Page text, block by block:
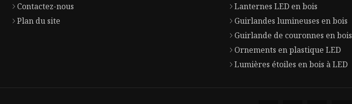
Contactez-nous
Plan du site
Lanternes LED en bois
Guirlandes lumineuses en bois
Guirlande de couronnes en bois
Ornements en plastique LED
Lumières étoiles en bois à LED